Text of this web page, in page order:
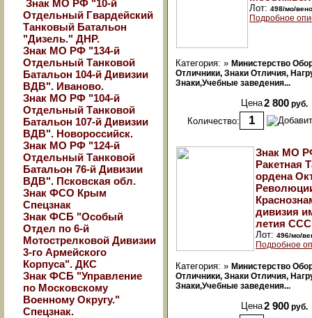
Знак МО РФ "10-й
Отдельный Гвардейский
Танковый Батальон
"Дизель." ДНР.
Знак МО РФ "134-й
Отдельный Танковой
Батальон 104-й Дивизии
ВДВ". Иваново.
Знак МО РФ "104-й
Отдельный Танковой
Батальон 107-й Дивизии
ВДВ". Новороссийск.
Знак МО РФ "124-й
Отдельный Танковой
Батальон 76-й Дивизии
ВДВ". Псковская обл.
Знак ФСО Крым
Спецзнак
Знак ФСБ "Особый
Отдел по 6-й
Мотострелковой Дивизии
3-го Армейского
Корпуса". ДКС
Знак ФСБ "Управление
по Московскому
Военному Округу."
Спецзнак.
Лот: 498/мо/
Подробное
Категория: » Министерство
Отличники, Знаки Отличия,
Знаки,Учебные заведения...
Цена2 800 руб.
Количество:
Знак МО
Ракетная
ордена
дивизия
летия
Лот: 496/мо/
Подробное
Категория: » Министерство
Отличники, Знаки Отличия,
Знаки,Учебные заведения...
Цена2 900 руб.